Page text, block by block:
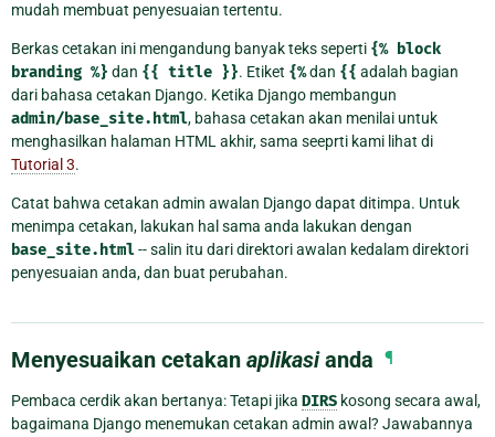
mudah membuat penyesuaian tertentu.
Berkas cetakan ini mengandung banyak teks seperti {% block
branding %} dan {{ title }}. Etiket {%dan {{ adalah bagian
dari bahasa cetakan Django. Ketika Django membangun
admin/base_site.html, bahasa cetakan akan menilai untuk
menghasilkan halaman HTML akhir, sama seeprti kami lihat di
Tutorial 3.
Catat bahwa cetakan admin awalan Django dapat ditimpa. Untuk
menimpa cetakan, lakukan hal sama anda lakukan dengan
base_site.html-- salin itu dari direktori awalan kedalam direktori
penyesuaian anda, dan buat perubahan.
Menyesuaikan cetakan aplikasianda ¶
Pembaca cerdik akan bertanya: Tetapi jika DIRS kosong secara awal,
bagaimana Django menemukan cetakan admin awal? Jawabannya